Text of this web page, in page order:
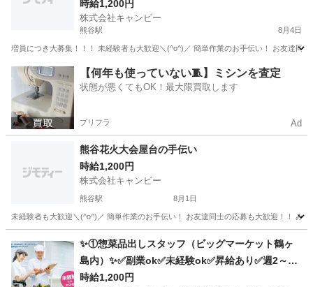
時給1,200円
株式会社キャンビー
熊谷駅 8月4日
埼玉 熊谷市 熊谷駅 飲食 屋台
【何年も使っていない🧵】ミシンを査定
状態が悪くてもOK！最大限買取します
プリフラ Ad
熊谷花火大会屋台の手伝い
時給1,200円
株式会社キャンビー
熊谷駅 8月1日
熊谷駅 飲食 屋台
✨①惣菜品出しスタッフ（ビッグマーケット鶴ヶ
島内）✨✅副業ok✅未経験ok✅昇給あり✅週2～ok
✅扶養内ok
時給1,200円